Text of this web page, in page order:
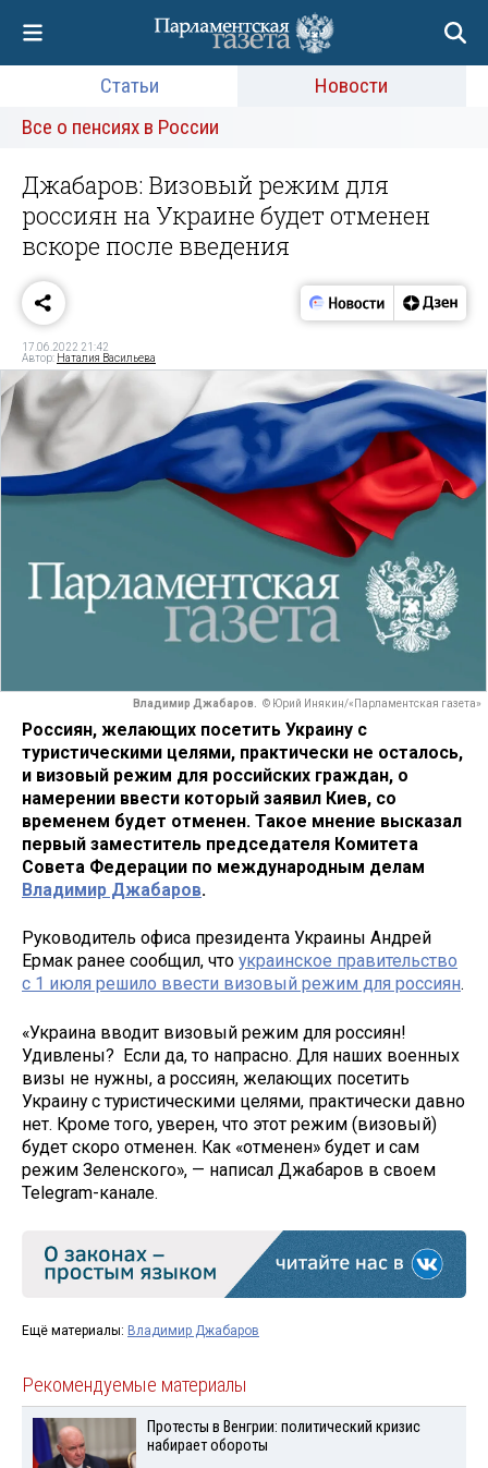
Статьи
Новости
Все о пенсиях в России
Джабаров: Визовый режим для
россиян на Украине будет отменен
вскоре после введения
17.06.2022 21:42
Автор: Наталия Васильева
Владимир Джабаров. © Юрий Инякин/«Парламентская газета»
Россиян, желающих посетить Украину с
туристическими целями, практически не осталось,
и визовый режим для российских граждан, о
намерении ввести который заявил Киев, со
временем будет отменен. Такое мнение высказал
первый заместитель председателя Комитета
Совета Федерации по международным делам
Владимир Джабаров.
Руководитель офиса президента Украины Андрей
Ермак ранее сообщил, что украинское правительство
с 1 июля решило ввести визовый режим для россиян.
«Украина вводит визовый режим для россиян!
Удивлены? Если да, то напрасно. Для наших военных
визы не нужны, а россиян, желающих посетить
Украину с туристическими целями, практически давно
нет. Кроме того, уверен, что этот режим (визовый)
будет скоро отменен. Как «отменен» будет и сам
режим Зеленского», — написал Джабаров в своем
Telegram-канале.
Ещё материалы: Владимир Джабаров
Рекомендуемые материалы
Протесты в Венгрии: политический кризис
набирает обороты